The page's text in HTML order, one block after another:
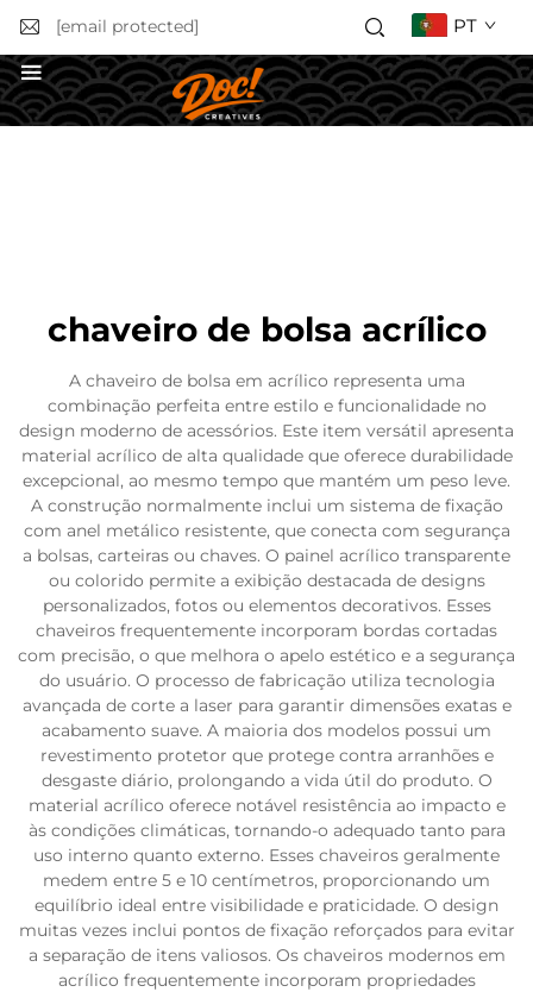
[email protected] PT
chaveiro de bolsa acrílico
A chaveiro de bolsa em acrílico representa uma
combinação perfeita entre estilo e funcionalidade no
design moderno de acessórios. Este item versátil apresenta
material acrílico de alta qualidade que oferece durabilidade
excepcional, ao mesmo tempo que mantém um peso leve.
A construção normalmente inclui um sistema de fixação
com anel metálico resistente, que conecta com segurança
a bolsas, carteiras ou chaves. O painel acrílico transparente
ou colorido permite a exibição destacada de designs
personalizados, fotos ou elementos decorativos. Esses
chaveiros frequentemente incorporam bordas cortadas
com precisão, o que melhora o apelo estético e a segurança
do usuário. O processo de fabricação utiliza tecnologia
avançada de corte a laser para garantir dimensões exatas e
acabamento suave. A maioria dos modelos possui um
revestimento protetor que protege contra arranhões e
desgaste diário, prolongando a vida útil do produto. O
material acrílico oferece notável resistência ao impacto e
às condições climáticas, tornando-o adequado tanto para
uso interno quanto externo. Esses chaveiros geralmente
medem entre 5 e 10 centímetros, proporcionando um
equilíbrio ideal entre visibilidade e praticidade. O design
muitas vezes inclui pontos de fixação reforçados para evitar
a separação de itens valiosos. Os chaveiros modernos em
acrílico frequentemente incorporam propriedades